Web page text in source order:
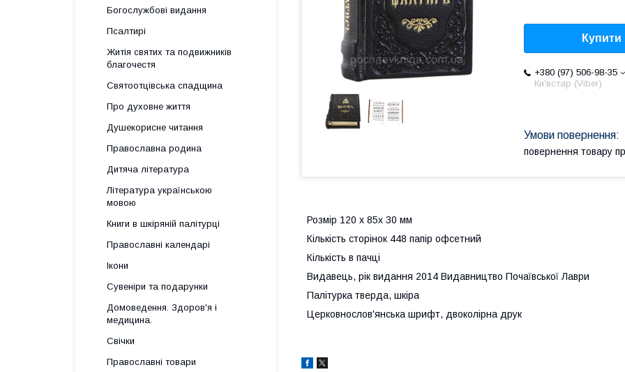
Купити
+380 (97) 506-98-35
Ки'встар (Viber)
повернення товару
Розмір 120 х 85х 30 мм
Кількість сторінок 448 папір офсетний
Кількість в пачці
Видавець, рік видання 2014 Видавництво Почаївської Лаври
Палітурка тверда, шкіра
Церковнослов'янська шрифт, двоколірна друк
Богослужбові видання
Псалтирі
Житія святих та подвижників
благочестя
Святоотцівська спадщина
Про духовне життя
Душекорисне читання
Православна родина
Дитяча література
Література українською
мовою
Книги в шкіряній палітурці
Православні календарі
Ікони
Сувеніри та подарунки
Домоведення. Здоров'я і
медицина.
Свічки
Православні товари